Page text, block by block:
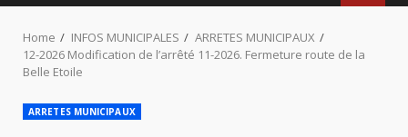
Home INFOS MUNICIPALES
ARRETES MUNICIPAUX
12-2026 Modification de l’arrêté 11-2026. Fermeture route de la
Belle Etoile
ARRETES MUNICIPAUX